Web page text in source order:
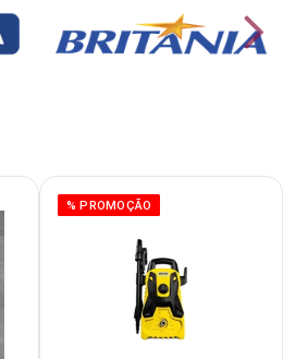
% PROMOÇÃO